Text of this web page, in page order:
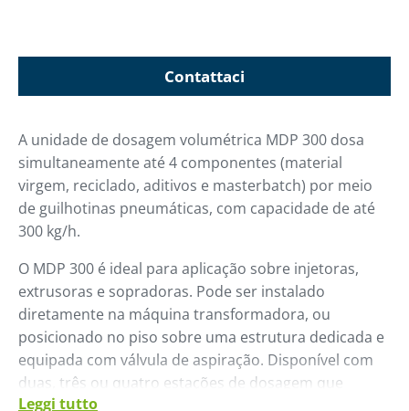
Contattaci
A unidade de dosagem volumétrica MDP 300 dosa
simultaneamente até 4 componentes (material
virgem, reciclado, aditivos e masterbatch) por meio
de guilhotinas pneumáticas, com capacidade de até
300 kg/h.
O MDP 300 é ideal para aplicação sobre injetoras,
extrusoras e sopradoras. Pode ser instalado
diretamente na máquina transformadora, ou
posicionado no piso sobre uma estrutura dedicada e
equipada com válvula de aspiração. Disponível com
duas, três ou quatro estações de dosagem que
podem ser adicionadas a qualquer momento.
Leggi tutto